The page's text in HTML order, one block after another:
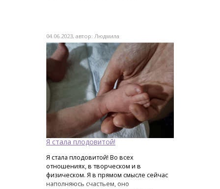
04.06.2023, автор: Людмила
Я стала плодовитой!
Я стала плодовитой! Во всех
отношениях, в творческом и в
физическом. Я в прямом смысле сейчас
наполняюсь счастьем, оно